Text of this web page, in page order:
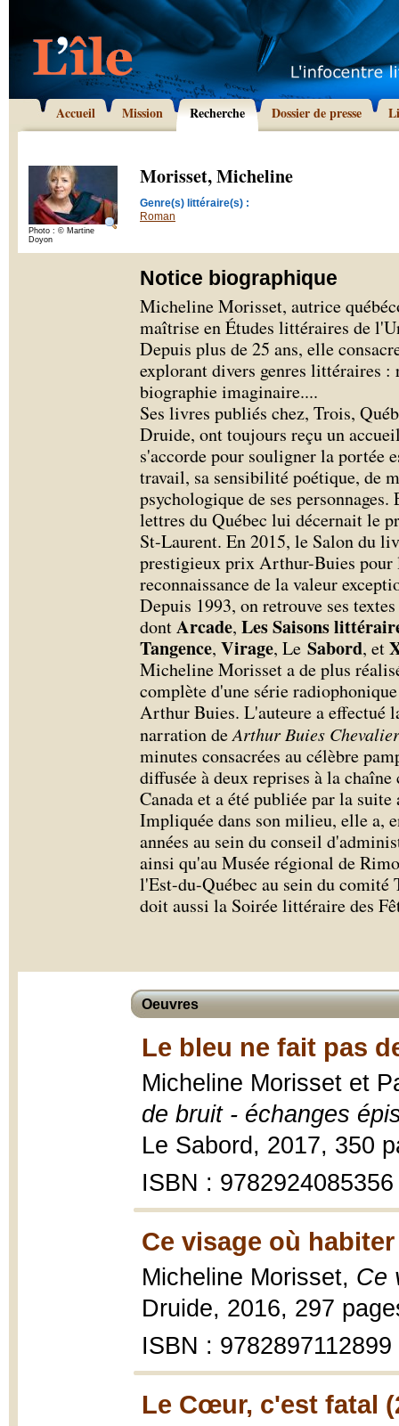
Accueil Mission Recherche Dossier de presse
Photo : © Martine
Doyon
Morisset, Micheline
Genre(s) littéraire(s) :
Roman
Notice biographique
Micheline Morisset, autrice
maîtrise en Études littéraires de
Depuis plus de 25 ans, elle
explorant divers genres littéraires
biographie imaginaire....
Ses livres publiés chez, Trois,
Druide, ont toujours reçu un
s'accorde pour souligner la portée
travail, sa sensibilité poétique, de
psychologique de ses
lettres du Québec lui décernait le
St-Laurent. En 2015, le Salon du
prestigieux prix Arthur-Buies pour
reconnaissance de la valeur
Depuis 1993, on retrouve ses
dontArcade, Les Saisons
Tangence, Virage, Le Sabord, et
Micheline Morisset a de plus
complète d'une série
Arthur Buies. L'auteure a effectué
narration deArthur Buies
minutes consacrées au célèbre
diffusée à deux reprises à la
Canada et a été publiée par la
Impliquée dans son milieu, elle a,
années au sein du conseil
ainsi qu'au Musée régional de
l'Est-du-Québec au sein du
doit aussi la Soirée littéraire des
Oeuvres
Le bleu ne fait pas
Micheline Morisset et
de bruit - échanges
Le Sabord, 2017, 350
ISBN : 9782924085356
Ce visage où habiter
Micheline Morisset, Ce
Druide, 2016, 297
ISBN : 9782897112899
Le Cœur, c'est fatal